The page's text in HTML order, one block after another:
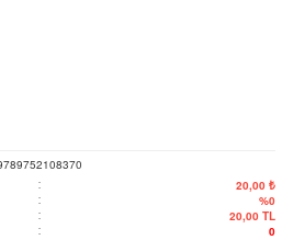
: 20,00 ₺
: %0
: 20,00 TL
: 0